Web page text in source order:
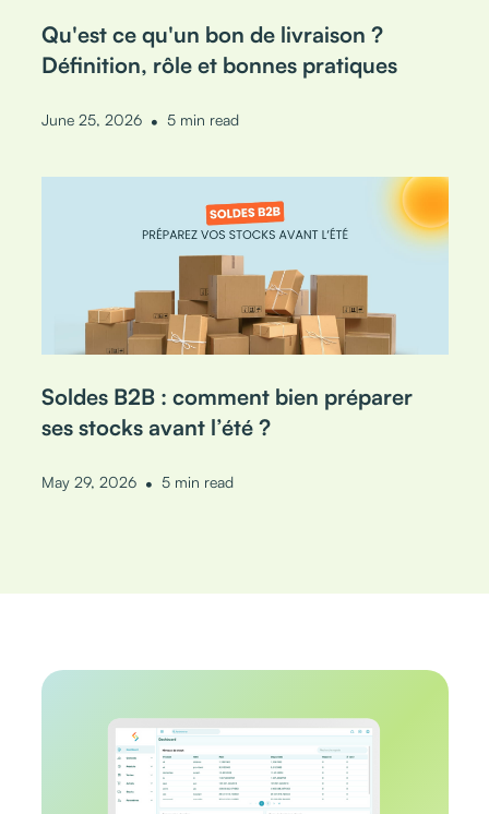
Qu'est ce qu'un bon de livraison ?
Définition, rôle et bonnes pratiques
June 25, 2026 • 5 min read
Soldes B2B : comment bien préparer
ses stocks avant l’été ?
May 29, 2026 • 5 min read